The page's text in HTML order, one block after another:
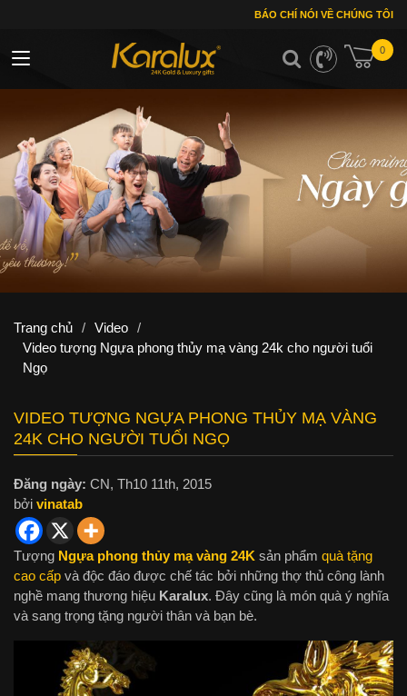
BÁO CHÍ NÓI VỀ CHÚNG TÔI
0
Toggle navigation
Trang chủ / Video /
Video tượng Ngựa phong thủy mạ vàng 24k cho người tuổi
Ngọ
VIDEO TƯỢNG NGỰA PHONG THỦY MẠ VÀNG
24K CHO NGƯỜI TUỔI NGỌ
Đăng ngày: CN, Th10 11th, 2015
bởi vinatab
Tượng Ngựa phong thủy mạ vàng 24K sản phẩm quà tặng
cao cấp và độc đáo được chế tác bởi những thợ thủ công lành
nghề mang thương hiệu Karalux. Đây cũng là món quà ý nghĩa
và sang trọng tặng người thân và bạn bè.